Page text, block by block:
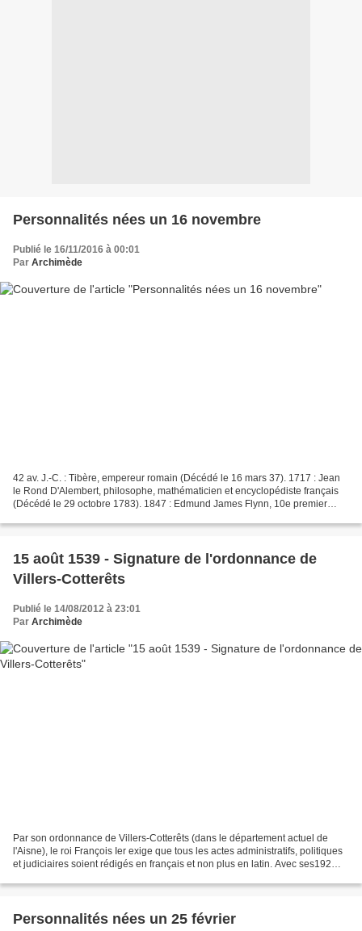
Personnalités nées un 16 novembre
Publié le 16/11/2016 à 00:01
Par Archimède
42 av. J.-C. : Tibère, empereur romain (Décédé le 16 mars 37). 1717 : Jean
le Rond D'Alembert, philosophe, mathématicien et encyclopédiste français
(Décédé le 29 octobre 1783). 1847 : Edmund James Flynn, 10e premier
15 août 1539 - Signature de l'ordonnance de
Villers-Cotterêts
Publié le 14/08/2012 à 23:01
Par Archimède
Par son ordonnance de Villers-Cotterêts (dans le département actuel de
l'Aisne), le roi François Ier exige que tous les actes administratifs, politiques
et judiciaires soient rédigés en français et non plus en latin. Avec ses192
Personnalités nées un 25 février